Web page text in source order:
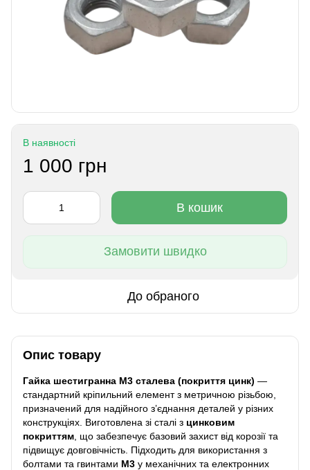
В наявності
1 000 грн
В кошик
Замовити швидко
До обраного
Опис товару
Гайка шестигранна M3 сталева (покриття цинк) —
стандартний кріпильний елемент з метричною різьбою,
призначений для надійного з’єднання деталей у різних
конструкціях. Виготовлена зі сталі з цинковим
покриттям , що забезпечує базовий захист від корозії та
підвищує довговічність. Підходить для використання з
болтами та гвинтами M3 у механічних та електронних